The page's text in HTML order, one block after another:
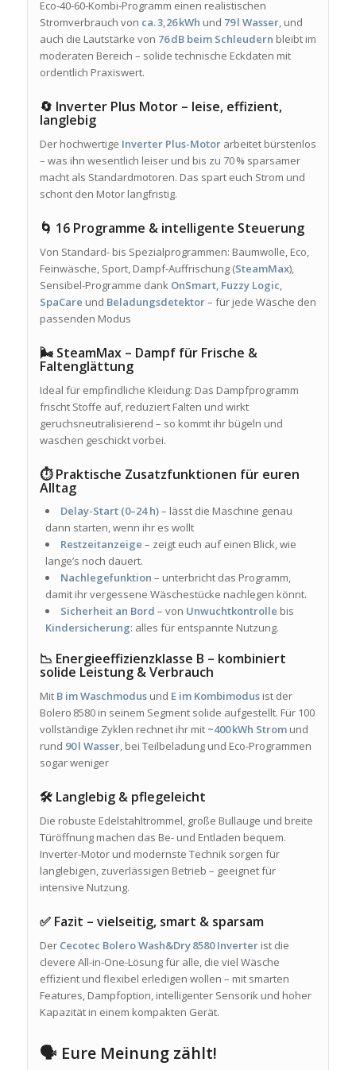
Eco‑40‑60‑Kombi‑Programm einen realistischen
Stromverbrauch von ca. 3,26 kWh und 79 l Wasser, und
auch die Lautstärke von 76 dB beim Schleudern bleibt im
moderaten Bereich – solide technische Eckdaten mit
ordentlich Praxiswert.
🔄 Inverter Plus Motor – leise, effizient,
langlebig
Der hochwertige Inverter Plus-Motorarbeitet bürstenlos
– was ihn wesentlich leiser und bis zu 70 % sparsamer
macht als Standardmotoren. Das spart euch Strom und
schont den Motor langfristig.
🌀 16 Programme & intelligente Steuerung
Von Standard- bis Spezialprogrammen: Baumwolle, Eco,
Feinwäsche, Sport, Dampf-Auffrischung (SteamMax),
Sensibel-Programme dank OnSmart, Fuzzy Logic,
SpaCare und Beladungsdetektor– für jede Wäsche den
passenden Modus
🌬️ SteamMax – Dampf für Frische &
Faltenglättung
Ideal für empfindliche Kleidung: Das Dampfprogramm
frischt Stoffe auf, reduziert Falten und wirkt
geruchsneutralisierend – so kommt ihr bügeln und
waschen geschickt vorbei.
⏱️ Praktische Zusatzfunktionen für euren
Alltag
Delay-Start (0–24 h)– lässt die Maschine genau
dann starten, wenn ihr es wollt
Restzeitanzeige – zeigt euch auf einen Blick, wie
lange’s noch dauert.
Nachlegefunktion – unterbricht das Programm,
damit ihr vergessene Wäschestücke nachlegen könnt.
Sicherheit an Bord – von Unwuchtkontrolle bis
Kindersicherung: alles für entspannte Nutzung.
📉 Energieeffizienzklasse B – kombiniert
solide Leistung & Verbrauch
Mit B im Waschmodusund E im Kombimodusist der
Bolero 8580 in seinem Segment solide aufgestellt. Für 100
vollständige Zyklen rechnet ihr mit ~400 kWh Stromund
rund 90 l Wasser, bei Teilbeladung und Eco-Programmen
sogar weniger
🛠️ Langlebig & pflegeleicht
Die robuste Edelstahltrommel, große Bullauge und breite
Türöffnung machen das Be- und Entladen bequem.
Inverter-Motor und modernste Technik sorgen für
langlebigen, zuverlässigen Betrieb – geeignet für
intensive Nutzung.
✅ Fazit – vielseitig, smart & sparsam
Der Cecotec Bolero Wash&Dry 8580 Inverterist die
clevere All-in-One-Lösung für alle, die viel Wäsche
effizient und flexibel erledigen wollen – mit smarten
Features, Dampfoption, intelligenter Sensorik und hoher
Kapazität in einem kompakten Gerät.
🗣️ Eure Meinung zählt!